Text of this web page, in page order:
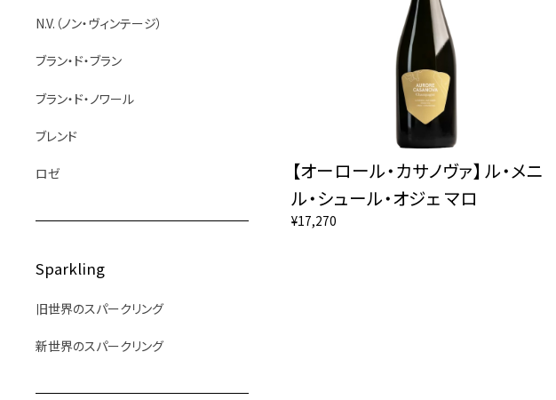
N.V.（ノン・ヴィンテージ）
ブラン・ド・ブラン
ブラン・ド・ノワール
ブレンド
ロゼ
Sparkling
旧世界のスパークリング
新世界のスパークリング
【オーロール・カサノヴァ】 ル・メニ
ル・シュール・オジェ マロ
¥17,270